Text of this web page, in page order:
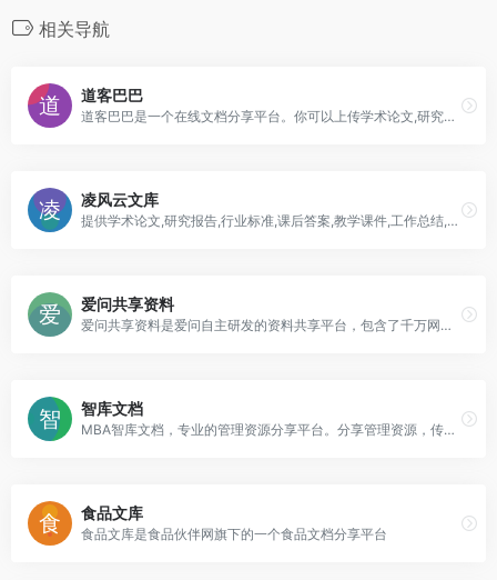
相关导航
道客巴巴
道客巴巴是一个在线文档分享平台。你可以上传学术论文,研究报告,行业标准,课后答案,教学课件,工作总结,作文等电子文档，可以自由交换文档，还可以分享最新的行业资讯。
凌风云文库
提供学术论文,研究报告,行业标准,课后答案,教学课件,工作总结,作文等电子文档.学习教育资源在线分享，千万份专业资料免费下载
爱问共享资料
爱问共享资料是爱问自主研发的资料共享平台，包含了千万网友上传的多种格式的文档，同时也提供海量资料的免费下载，内容涉及教育资源、专业资料、IT资料、娱乐生活、经济管理、办公文书、游戏资料等。
智库文档
MBA智库文档，专业的管理资源分享平台。分享管理资源，传递管理智慧。
食品文库
食品文库是食品伙伴网旗下的一个食品文档分享平台